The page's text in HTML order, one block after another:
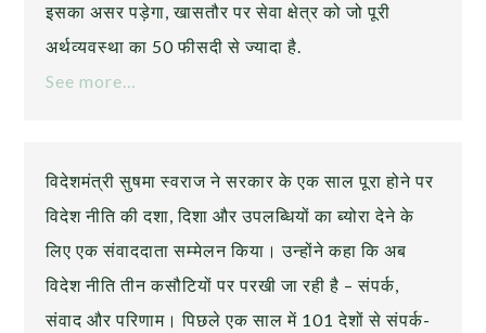
इसका असर पड़ेगा, खासतौर पर सेवा क्षेत्र को जो पूरी
अर्थव्यवस्था का 50 फीसदी से ज्यादा है.
See more…
विदेशमंत्री सुषमा स्वराज ने सरकार के एक साल पूरा होने पर
विदेश नीति की दशा, दिशा और उपलब्धियों का ब्योरा देने के
लिए एक संवाददाता सम्मेलन किया। उन्होंने कहा कि अब
विदेश नीति तीन कसौटियों पर परखी जा रही है – संपर्क,
संवाद और परिणाम। पिछले एक साल में 101 देशों से संपर्क-